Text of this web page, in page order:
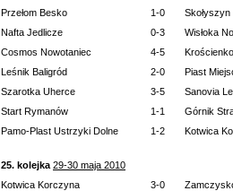
Przełom Besko 1-0
Skołyszyn
Nafta Jedlicze
0-3
Wisłoka
Cosmos Nowotaniec
4-5
Leśnik Baligród
2-0
Piast
Szarotka Uherce
3-5
Sanovia
Start Rymanów
1-1
Górnik
Pamo-Plast Ustrzyki Dolne
1-2 Kotwica
25. kolejka 29-30 maja 2010
Kotwica Korczyna
3-0